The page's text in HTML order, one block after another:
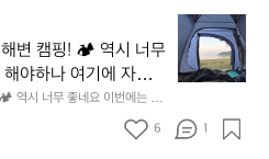
구
나
잠
에
기
까
지
의
초
기
품
용
할
수
있
록.
변 캠핑! 🏕 역시 너무
야하나 여기에 자리를
좋네요  서해치고 물도
2일은 넘 짧게 느껴지
쯤, 동네에서 관리) .수
역시 너무 좋네요 이번에는 솔
정말 시원하고 경치도 좋네요
1박 2일은 넘 짧게 느껴지네요  .
년
만
에
문
6 1